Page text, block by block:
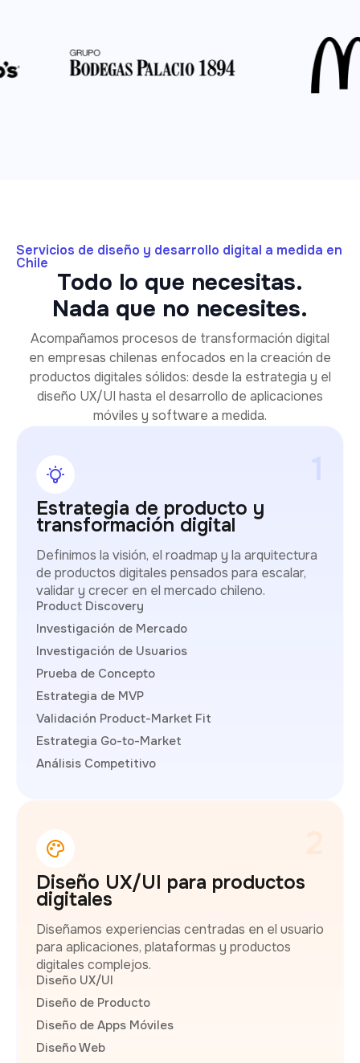
Servicios de diseño y desarrollo digital a medida en
Chile
Todo lo que necesitas.
Nada que no necesites.
Acompañamos procesos de transformación digital
en empresas chilenas enfocados en la creación de
productos digitales sólidos: desde la estrategia y el
diseño UX/UI hasta el desarrollo de aplicaciones
móviles y software a medida.
Estrategia de producto y
transformación digital
Definimos la visión, el roadmap y la arquitectura
de productos digitales pensados para escalar,
validar y crecer en el mercado chileno.
Product Discovery
Investigación de Mercado
Investigación de Usuarios
Prueba de Concepto
Estrategia de MVP
Validación Product-Market Fit
Estrategia Go-to-Market
Análisis Competitivo
Diseño UX/UI para productos
digitales
Diseñamos experiencias centradas en el usuario
para aplicaciones, plataformas y productos
digitales complejos.
Diseño UX/UI
Diseño de Producto
Diseño de Apps Móviles
Diseño Web